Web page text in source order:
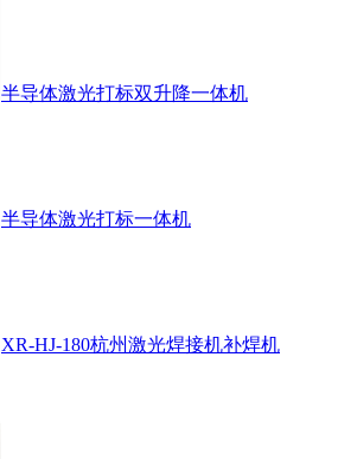
半导体激光打标双升降一体机
半导体激光打标一体机
XR-HJ-180杭州激光焊接机补焊机